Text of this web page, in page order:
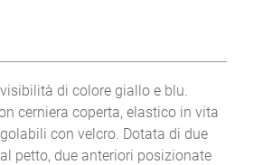
di colore giallo e blu.
cerniera coperta, elastico in vita
con velcro. Dotata di due
petto, due anteriori posizionate